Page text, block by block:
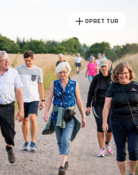
OPRET TUR